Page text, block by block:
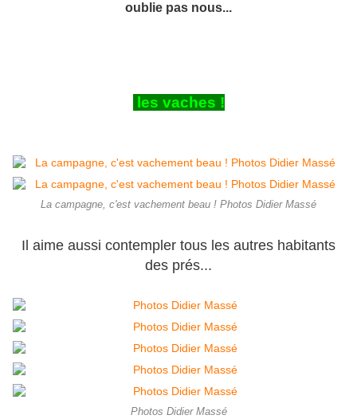
oublie pas nous...
les vaches !
La campagne, c'est vachement beau ! Photos Didier Massé
Il aime aussi contempler tous les autres habitants
des prés...
Photos Didier Massé